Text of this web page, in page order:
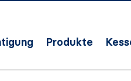
Produkte